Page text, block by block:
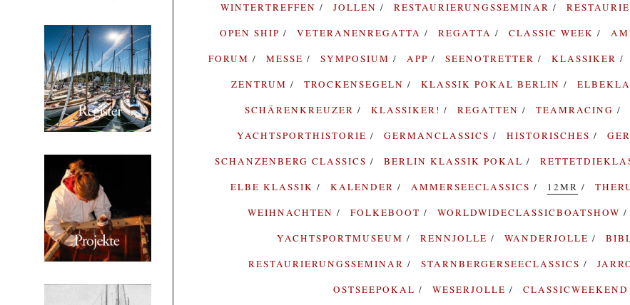
WINTERTREFFEN
JOLLEN RESTAURIERUNGSSEMINAR
OPEN SHIP
VETERANENREGATTA REGATTA CLASSIC WEEK
FORUM
MESSE SYMPOSIUM APP SEENOTRETTER KLASSIKER
ZENTRUM
TROCKENSEGELN KLASSIK POKAL BERLIN
SCHÄRENKREUZER
KLASSIKER! REGATTEN TEAMRACING
YACHTSPORTHISTORIE
GERMANCLASSICS HISTORISCHES
SCHANZENBERG CLASSICS
BERLIN KLASSIK POKAL
ELBE KLASSIK
KALENDER AMMERSEECLASSICS 12MR
WEIHNACHTEN
FOLKEBOOT WORLDWIDECLASSICBOATSHOW
YACHTSPORTMUSEUM
RENNJOLLE WANDERJOLLE
RESTAURIERUNGSSEMINAR
STARNBERGERSEECLASSICS
OSTSEEPOKAL
WESERJOLLE CLASSICWEEKEND